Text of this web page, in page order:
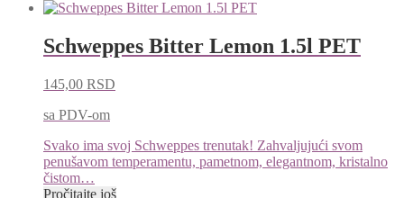
Schweppes Bitter Lemon 1.5l PET
145,00 RSD
sa PDV-om
Svako ima svoj Schweppes trenutak! Zahvaljujući svom
penušavom temperamentu, pametnom, elegantnom, kristalno
čistom…
Pročitajte još